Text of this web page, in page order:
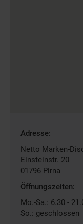
Gefundene
Filiale
Adresse:
Netto Marken-
Einsteinstr. 20
01796 Pirna
Öffnungszeiten:
Mo.-Sa.: 6.30 -
So.: geschlossen